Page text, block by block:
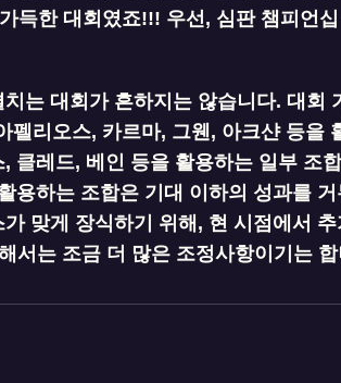
득한 대회였죠!!! 우선, 심판 챔피언
는 대회가 흔하지는 않습니다. 대회
리오스, 카르마, 그웬, 아크샨 등을
클레드, 베인 등을 활용하는 일부 조
용하는 조합은 기대 이하의 성과를 거
맞게 장식하기 위해, 현 시점에서
서는 조금 더 많은 조정사항이기는